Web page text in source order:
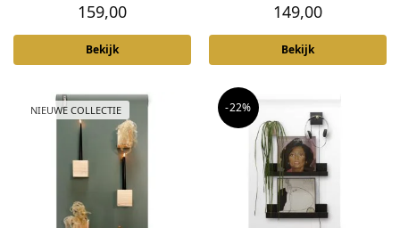
159,00
Bekijk
149,00
Bekijk
NIEUWE COLLECTIE -22%